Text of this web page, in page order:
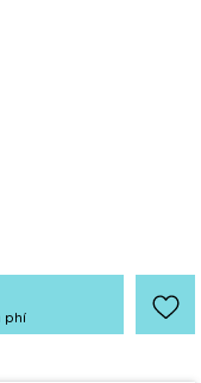
phí